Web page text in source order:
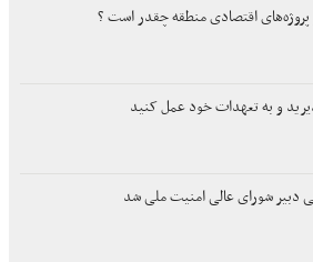
پروژه‌های اقتصادی منطقه چقدر است ؟
و به تعهدات خود عمل کنید
دبیر شورای عالی امنیت ملی شد